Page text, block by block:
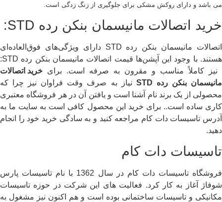
می باشد و دارای روکش مشکی برای جلوگیری از زنگ زدگی است.
خرید اتصالات مانیسمان بنکن رده STD:
اتصالات مانیسمان بنکن رده STD دارای ویژگی‌های فوق‌العاده‌ای
هستند. با وجود این آپشن‌ها قیمت اتصالات مانیسمان بنکن رده STD:
نیز کاملاً مناسب و مقرون به صرفه است. برای خرید اتصالات
مانیسمان بنکن رده STD
نیاز به صرف وقت فراوان نیز چرا که
محصولی از یک برند نام آشنا است و یافتن آن در هر فروشگاه معتبری
کاری ساده است.. برای خرید این محصول کافی است به سایت ما به
آدرس تاسیسات دات کام مراجعه کنید و به سادگی خرید خود را انجام
دهید.
تاسیسات دات کام
فروشگاه تاسیسات دات کام در سال 1362 با نام تاسیسات پارس
شوفاژ آغاز به کار کرد. فعالیت های این شرکت در حوزه تاسیسات
مکانیکی و تاسیسات ساختمانی بوده است و هم اکنون نیز مشغول به